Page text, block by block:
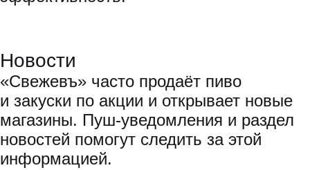
Новости
«Свежевъ» часто продаёт пиво
и закуски по акции и открывает новые
магазины. Пуш-уведомления и раздел
новостей помогут следить за этой
информацией.